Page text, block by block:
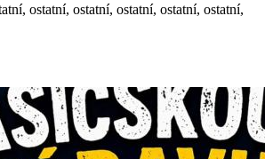
ostatní, ostatní, ostatní, ostatní, ostatní,